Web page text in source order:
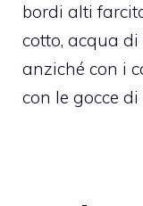
bordi alti
cotto, acqua
anziché con i
con le gocce di